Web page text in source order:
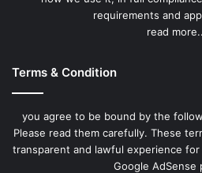
requirements and
read
Terms & Condition
you agree to be bound by the
Please read them carefully. These
transparent and lawful experience
Google AdSense